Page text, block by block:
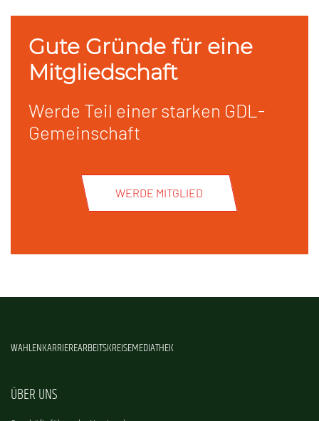
Gute Gründe für eine
Mitgliedschaft
Werde Teil einer starken GDL-
Gemeinschaft
WERDE MITGLIED
WAHLENKARRIEREARBEITSKREISEMEDIATHEK
ÜBER UNS